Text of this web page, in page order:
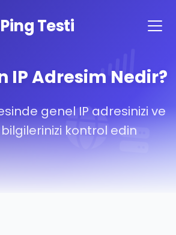
Ping Testi
IP Adresim Nedir?
genel IP adresinizi ve
kontrol edin